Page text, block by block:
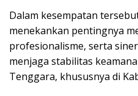
Dalam kesempatan
menekankan pentingnya
profesionalisme, serta
menjaga stabilitas
Tenggara, khususnya di